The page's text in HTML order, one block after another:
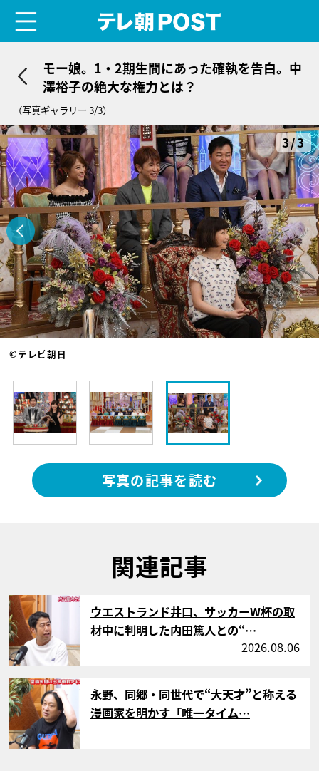
モー娘。1・2期生間にあった確執を告白。中
澤裕子の絶大な権力とは？
（写真ギャラリー 3/3）
3/3
©テレビ朝日
写真の記事を読む
関連記事
サムネイル
ウエストランド井口、サッカーW杯の取
材中に判明した内田篤人との“…
2026.08.06
サムネイル
永野、同郷・同世代で“大天才”と称える
漫画家を明かす「唯一タイム…